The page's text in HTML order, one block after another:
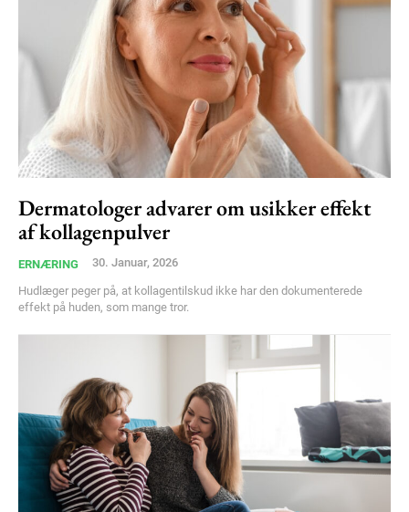
Subscription Plans
Free limited access
Gratis / forever
Etiam est nibh, lobortis sit
Ut mollis pellentesque tortor
Nullam eu erat condimentum
Donec quis est ac felis
Orci varius natoque dolor
Dermatologer advarer om usikker effekt
af kollagenpulver
ERNÆRING 30. Januar, 2026
Hudlæger peger på, at kollagentilskud ikke har den dokumenterede
effekt på huden, som mange tror.